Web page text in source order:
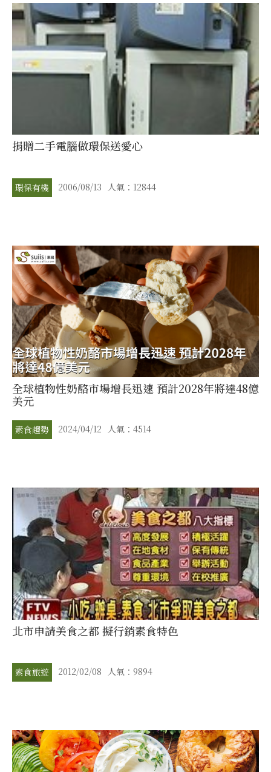
捐贈二手電腦做環保送愛心
環保有機 2006/08/13 人氣：12844
全球植物性奶酪市場增長迅速 預計2028年將達48億
美元
素食趨勢 2024/04/12 人氣：4514
北市申請美食之都 擬行銷素食特色
素食旅遊 2012/02/08 人氣：9894